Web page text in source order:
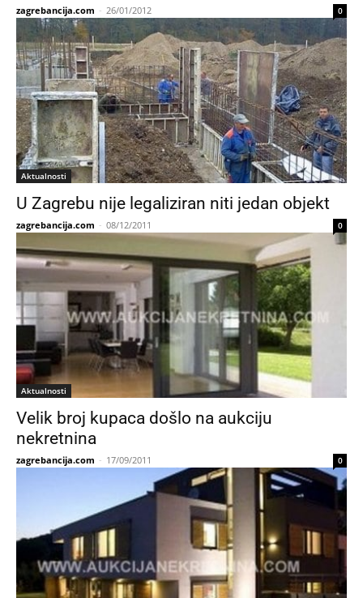
zagrebancija.com - 26/01/2012 0
Aktualnosti
U Zagrebu nije legaliziran niti jedan objekt
zagrebancija.com - 08/12/2011 0
Aktualnosti
Velik broj kupaca došlo na aukciju
nekretnina
zagrebancija.com - 17/09/2011 0